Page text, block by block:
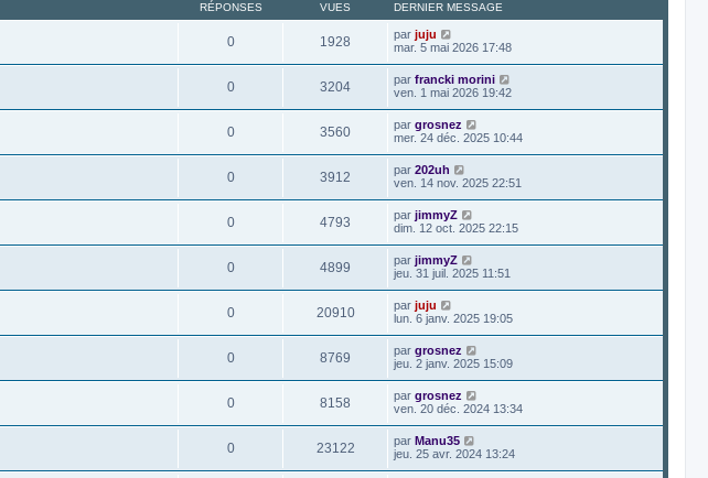
RÉPONSES VUES DERNIER MESSAGE
0 1928 par juju
mar. 5 mai 2026 17:48
0 3204 par francki morini
ven. 1 mai 2026 19:42
0 3560 par grosnez
mer. 24 déc. 2025 10:44
0 3912 par 202uh
ven. 14 nov. 2025 22:51
0 4793 par jimmyZ
dim. 12 oct. 2025 22:15
0 4899 par jimmyZ
jeu. 31 juil. 2025 11:51
0 20910 par juju
lun. 6 janv. 2025 19:05
0 8769 par grosnez
jeu. 2 janv. 2025 15:09
0 8158 par grosnez
ven. 20 déc. 2024 13:34
0 23122 par Manu35
jeu. 25 avr. 2024 13:24